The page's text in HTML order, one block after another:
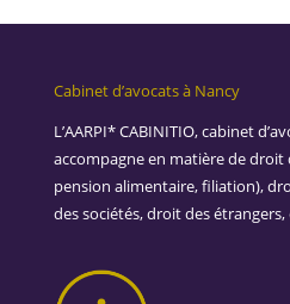
Cabinet d’avocats à Nancy
L’AARPI* CABINITIO, cabinet
accompagne en matière de droit
pension alimentaire, filiation),
des sociétés, droit des